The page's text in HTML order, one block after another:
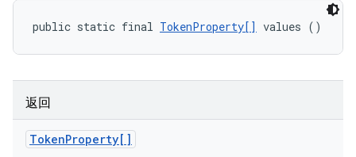
public static final TokenProperty[] values ()
返回
TokenProperty[]